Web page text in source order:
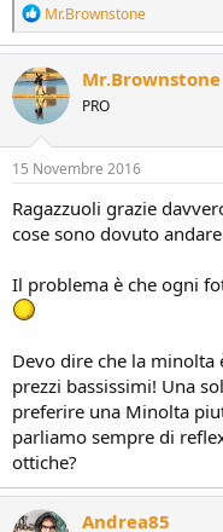
R
e
a
c
t
i
o
n
s
Mr.Brownstone
Mr.Brownstone
PRO
15 Novembre 2016
Ragazzuoli grazie
cose sono dovuto
Il problema è che ogni
Devo dire che la minolta
prezzi bassissimi! Una
preferire una Minolta
parliamo sempre di
ottiche?
Andrea85